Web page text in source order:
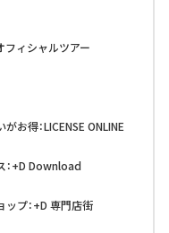
フィシャルツアー
お得：LICENSE ONLINE
：+D Download
プ：+D 専門店街